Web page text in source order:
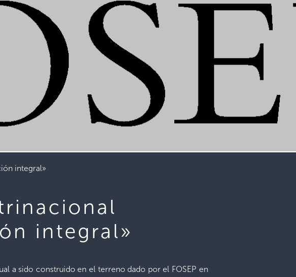
integral»
integral»
a sido construido en el terreno dado por el FOSEP en